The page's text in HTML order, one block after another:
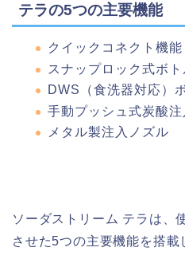
テラの5つの主要機能
クイックコネクト機能
スナップロック式ボ
DWS（食洗器対応）
手動プッシュ式炭酸注
メタル製注入ノズル
ソーダストリーム テラは、
させた5つの主要機能を搭載